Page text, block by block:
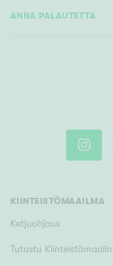
Rakennusvuosi
ANNA PALAUTETTA
KIINTEISTÖMAAILMA
Ketjuohjaus
Tutustu